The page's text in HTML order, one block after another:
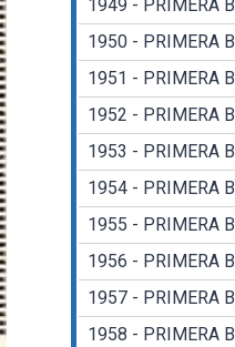
1949 - PRIMERA B
1950 - PRIMERA B
1951 - PRIMERA B
1952 - PRIMERA B
1953 - PRIMERA B
1954 - PRIMERA B
1955 - PRIMERA B
1956 - PRIMERA B
1957 - PRIMERA B
1958 - PRIMERA B